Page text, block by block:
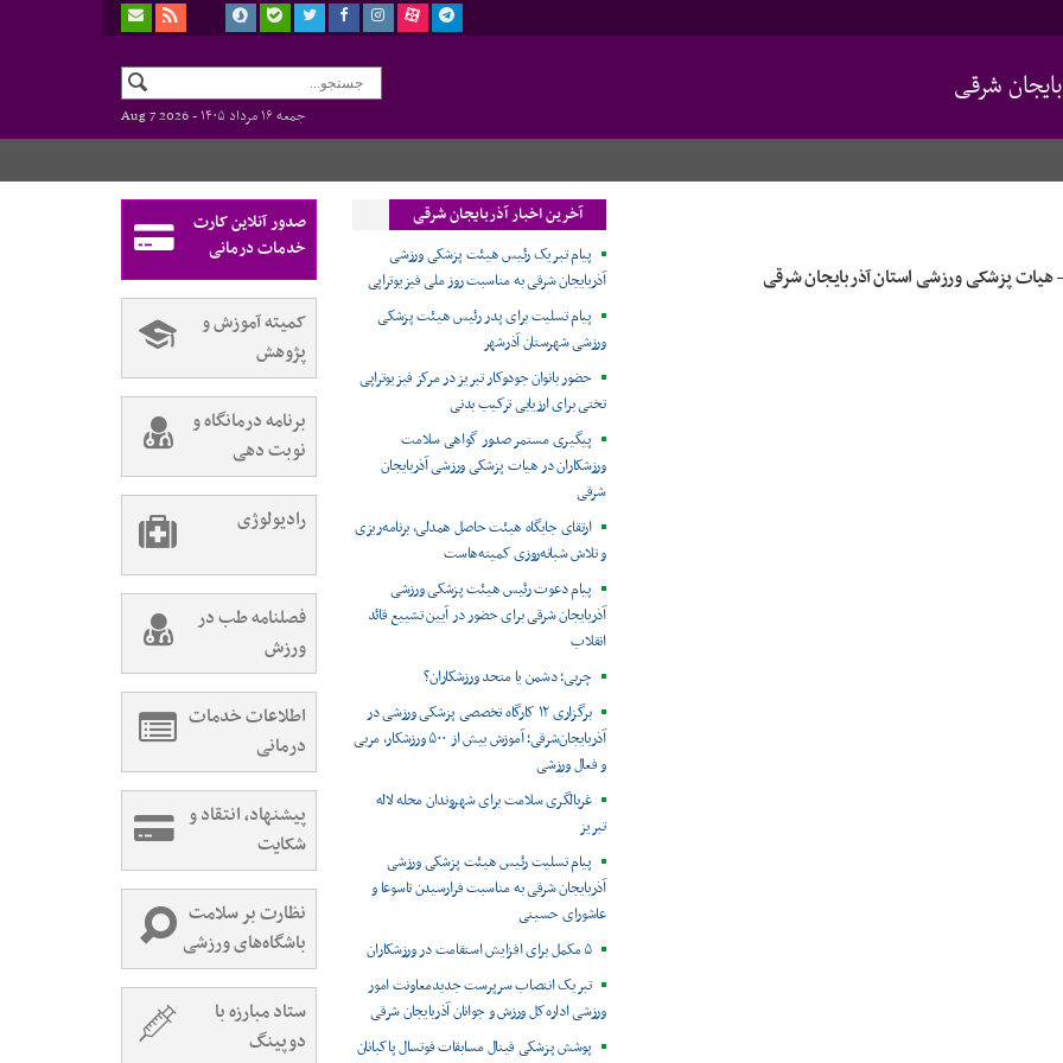
شرقی
جمعه ۱۶ مرداد ۱۴۰۵ - Aug 7 2026
هیات پزشکی ورزشی استان آذربایجان شرقی
آخرین اخبار آذربایجان شرقی
پیام تبریک رئیس هیئت پزشکی ورزشی
آذربایجان شرقی به مناسبت روز ملی فیزیوتراپی
پیام تسلیت برای پدر رئیس هیئت پزشکی
ورزشی شهرستان آذرشهر
حضور بانوان جودوکار تبریز در مرکز فیزیوتراپی
تختی برای ارزیابی ترکیب بدنی
پیگیری مستمر صدور گواهی سلامت
ورزشکاران در هیات پزشکی ورزشی آذربایجان
شرقی
ارتقای جایگاه هیئت حاصل همدلی، برنامه‌ریزی
و تلاش شبانه‌روزی کمیته‌هاست
پیام دعوت رئیس هیئت پزشکی ورزشی
آذربایجان شرقی برای حضور در آیین تشییع قائد
انقلاب
چربی؛ دشمن یا متحد ورزشکاران؟
برگزاری ۱۲ کارگاه تخصصی پزشکی ورزشی در
آذربایجان‌شرقی؛ آموزش بیش از ۵۰۰ ورزشکار، مربی
و فعال ورزشی
غربالگری سلامت برای شهروندان محله لاله
تبریز
پیام تسلیت رئیس هیئت پزشکی ورزشی
آذربایجان شرقی به مناسبت فرارسیدن تاسوعا و
عاشورای حسینی
۵ مکمل برای افزایش استقامت در ورزشکاران
تبریک انتصاب سرپرست جدیدمعاونت امور
ورزشی اداره‌کل ورزش و جوانان آذربایجان شرقی
پوشش پزشکی فینال مسابقات فوتسال پاکبانان
صدور آنلاین کارت
خدمات درمانی
کمیته آموزش و
پژوهش
برنامه درمانگاه و
نوبت دهی
رادیولوژی
فصلنامه طب در
ورزش
اطلاعات خدمات
درمانی
پیشنهاد، انتقاد و
شکایت
نظارت بر سلامت
باشگاه‌های ورزشی
ستاد مبارزه با
دوپینگ